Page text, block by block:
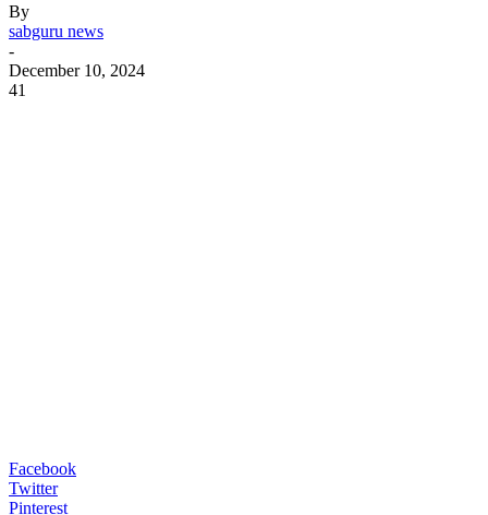
By
sabguru news
-
December 10, 2024
41
Facebook
Twitter
Pinterest